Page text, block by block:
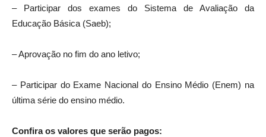
– Participar dos exames do Sistema de Avaliação da
Educação Básica (Saeb);
– Aprovação no fim do ano letivo;
– Participar do Exame Nacional do Ensino Médio (Enem) na
última série do ensino médio.
Confira os valores que serão pagos: